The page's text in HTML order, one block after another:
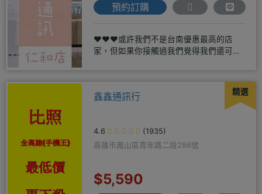
預約訂購
❤️❤️❤️或許我們不是台南優惠最高的店
家，但如果你接觸過我們覺得我們還可
精選
鑫鑫通訊行
4.6
(1935)
高雄市鳳山區青年路二段286號
$5,590